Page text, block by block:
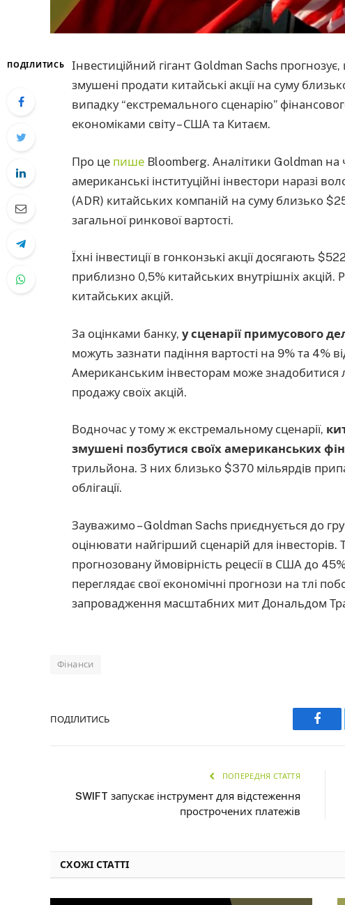
ПОДІЛИТИСЬ
Інвестиційний гігант Goldman Sachs
змушені продати китайські акції на суму
випадку “екстремального сценарію”
економіками світу – США та Китаєм.
Про це пише Bloomberg. Аналітики Goldman
американські інституційні інвестори наразі
(ADR) китайських компаній на суму близько
загальної ринкової вартості.
Їхні інвестиції в гонконзькі акції досягають
приблизно 0,5% китайських внутрішніх акцій.
китайських акцій.
За оцінками банку, у сценарії примусового
можуть зазнати падіння вартості на 9% та 4%
Американським інвесторам може
продажу своїх акцій.
Водночас у тому ж екстремальному сценарії,
змушені позбутися своїх американських
трильйона. З них близько $370 мільярдів
облігації.
Зауважимо – Goldman Sachs приєднується до
оцінювати найгірший сценарій для інвесторів.
прогнозовану ймовірність рецесії в США до
переглядає свої економічні прогнози на тлі
запровадження масштабних мит Дональдом
Фінанси
ПОДІЛИТИСЬ
ПОПЕРЕДНЯ СТАТТЯ
SWIFT запускає інструмент для відстеження
прострочених платежів
СХОЖІ СТАТТІ